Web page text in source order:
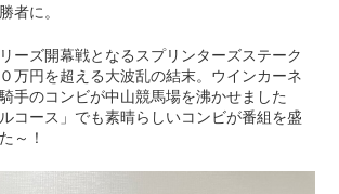
者に。
ーズ開幕戦となるスプリンターズステーク
万円を超える大波乱の結末。ウインカーネ
手のコンビが中山競馬場を沸かせました
コース」でも素晴らしいコンビが番組を盛
～！